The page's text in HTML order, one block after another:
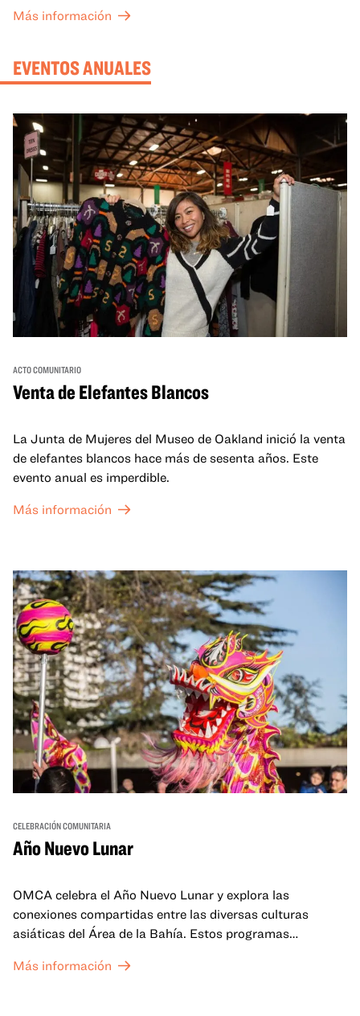
mejor lo que se expone en las galerías del OMCA.
Más información
EVENTOS ANUALES
ACTO COMUNITARIO
Venta de Elefantes Blancos
La Junta de Mujeres del Museo de Oakland inició la venta
de elefantes blancos hace más de sesenta años. Este
evento anual es imperdible.
Más información
CELEBRACIÓN COMUNITARIA
Año Nuevo Lunar
OMCA celebra el Año Nuevo Lunar y explora las
conexiones compartidas entre las diversas culturas
asiáticas del Área de la Bahía. Estos programas
celebran y honran las tradiciones del Año Nuevo Lunar a
Más información